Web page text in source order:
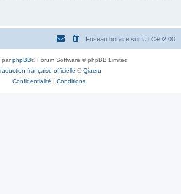
Fuseau horaire sur UTC+02:00
parphpBB® Forum Software © phpBB Limited
française officielle ©Qiaeru
Confidentialité | Conditions